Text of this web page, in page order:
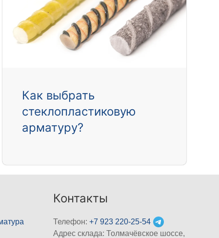
Как выбрать
стеклопластиковую
арматуру?
Контакты
Телефон:+7 923 220-25-54
Адрес склада: Толмачёвское шоссе,